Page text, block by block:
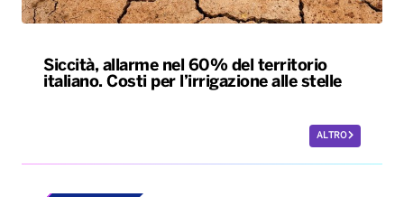
Siccità, allarme nel 60% del territorio
italiano. Costi per l’irrigazione alle stelle
ALTRO